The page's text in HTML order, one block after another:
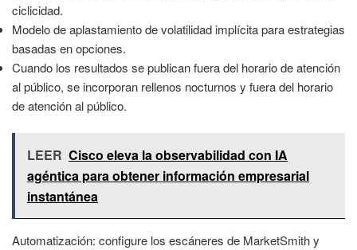
ciclicidad.
Modelo de aplastamiento de volatilidad implícita para estrategias
basadas en opciones.
Cuando los resultados se publican fuera del horario de atención
al público, se incorporan rellenos nocturnos y fuera del horario
de atención al público.
LEER Cisco eleva la observabilidad con IA
agéntica para obtener información empresarial
instantánea
Automatización: configure los escáneres de MarketSmith y